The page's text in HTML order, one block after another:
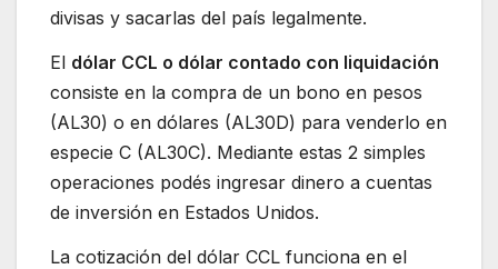
divisas y sacarlas del país legalmente.
El dólar CCL o dólar contado con liquidación
consiste en la compra de un bono en pesos
(AL30) o en dólares (AL30D) para venderlo en
especie C (AL30C). Mediante estas 2 simples
operaciones podés ingresar dinero a cuentas
de inversión en Estados Unidos.
La cotización del dólar CCL funciona en el